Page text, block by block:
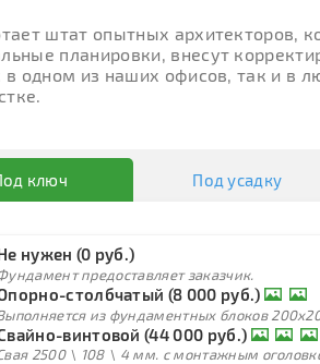
штат опытных архитекторов,
планировки, внесут
в одном из наших офисов, так и в
ключ Под усадку
нужен (0 руб.)
предоставляет заказчик.
столбчатый (8 000 руб.)
из фундаментных блоков
винтовой (44 000 руб.)
2500 \ 108 \ 4 мм. с монтажным